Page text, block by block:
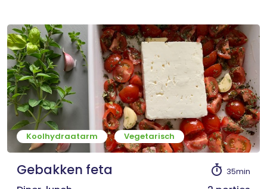
Koolhydraatarm Vegetarisch
Gebakken feta 35min